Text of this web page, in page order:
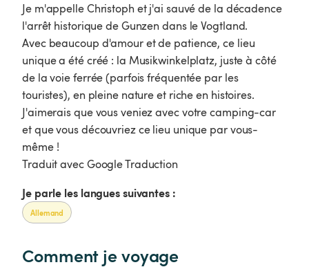
Je m'appelle Christoph et j'ai sauvé de la décadence
l'arrêt historique de Gunzen dans le Vogtland.
Avec beaucoup d'amour et de patience, ce lieu
unique a été créé : la Musikwinkelplatz, juste à côté
de la voie ferrée (parfois fréquentée par les
touristes), en pleine nature et riche en histoires.
J'aimerais que vous veniez avec votre camping-car
et que vous découvriez ce lieu unique par vous-
même !
Traduit avec Google Traduction
Je parle les langues suivantes :
Allemand
Comment je voyage